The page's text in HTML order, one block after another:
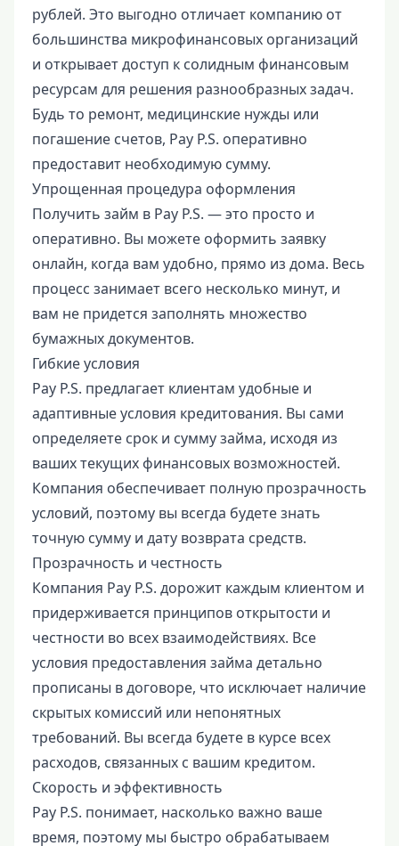
рублей. Это выгодно отличает компанию от
большинства микрофинансовых организаций
и открывает доступ к солидным финансовым
ресурсам для решения разнообразных задач.
Будь то ремонт, медицинские нужды или
погашение счетов, Pay P.S. оперативно
предоставит необходимую сумму.
Упрощенная процедура оформления
Получить займ в Pay P.S. — это просто и
оперативно. Вы можете оформить заявку
онлайн, когда вам удобно, прямо из дома. Весь
процесс занимает всего несколько минут, и
вам не придется заполнять множество
бумажных документов.
Гибкие условия
Pay P.S. предлагает клиентам удобные и
адаптивные условия кредитования. Вы сами
определяете срок и сумму займа, исходя из
ваших текущих финансовых возможностей.
Компания обеспечивает полную прозрачность
условий, поэтому вы всегда будете знать
точную сумму и дату возврата средств.
Прозрачность и честность
Компания Pay P.S. дорожит каждым клиентом и
придерживается принципов открытости и
честности во всех взаимодействиях. Все
условия предоставления займа детально
прописаны в договоре, что исключает наличие
скрытых комиссий или непонятных
требований. Вы всегда будете в курсе всех
расходов, связанных с вашим кредитом.
Скорость и эффективность
Pay P.S. понимает, насколько важно ваше
время, поэтому мы быстро обрабатываем